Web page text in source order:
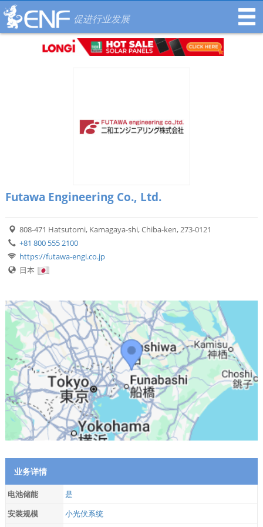
促进行业发展
Futawa Engineering Co., Ltd.
808-471 Hatsutomi, Kamagaya-shi, Chiba-ken, 273-0121
+81 800 555 2100
https://futawa-engi.co.jp
日本
业务详情
电池储能
是
安装规模
小光伏系统